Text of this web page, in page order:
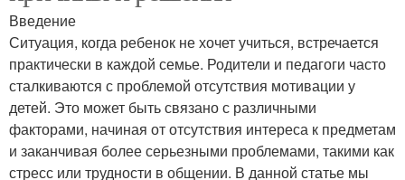
Введение
Ситуация, когда ребенок не хочет учиться, встречается
практически в каждой семье. Родители и педагоги часто
сталкиваются с проблемой отсутствия мотивации у
детей. Это может быть связано с различными
факторами, начиная от отсутствия интереса к предметам
и заканчивая более серьезными проблемами, такими как
стресс или трудности в общении. В данной статье мы